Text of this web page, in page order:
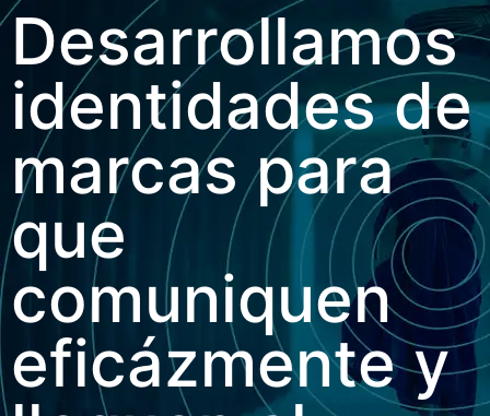
Desarrollamos
identidades de
marcas para
que
comuniquen
eficázmente y